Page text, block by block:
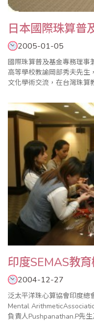
日本國際珠算普
2005-01-05
國際珠算普及基金專務理事
高等學校教諭岡部秀夫先生
文化學術交流，在台灣珠算
宗義副理事長也與岡部秀夫
珠算文化的國家，目前世界
由台灣、日本及中國大陸
印度SEMAS教
2004-12-27
泛太平洋珠心算協會印度總
Mental
負責人Pushpanathan.P先